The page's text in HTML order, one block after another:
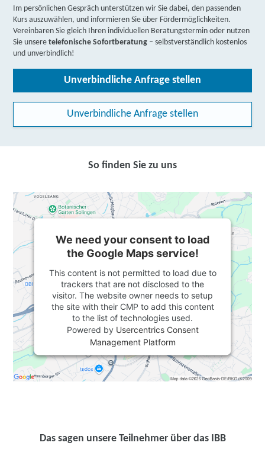
Im persönlichen Gespräch unterstützen wir Sie dabei, den passenden
Kurs auszuwählen, und informieren Sie über Fördermöglichkeiten.
Vereinbaren Sie gleich Ihren individuellen Beratungstermin oder nutzen
Sie unseretelefonische Sofortberatung – selbstverständlich kostenlos
und unverbindlich!
Unverbindliche Anfrage stellen
Unverbindliche Anfrage stellen
So finden Sie zu uns
We need your consent to load
the Google Maps service!
This content is not permitted to load due to
trackers that are not disclosed to the
visitor. The website owner needs to setup
the site with their CMP to add this content
to the list of technologies used.
Powered by Usercentrics Consent
Management Platform
Das sagen unsere Teilnehmer über das IBB